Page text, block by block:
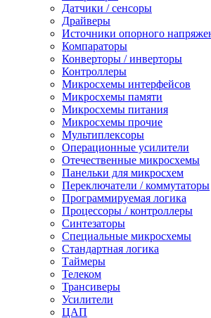
Датчики / сенсоры
Драйверы
Источники опорного
Компараторы
Конверторы / инверторы
Контроллеры
Микросхемы интерфейсов
Микросхемы памяти
Микросхемы питания
Микросхемы прочие
Мультиплексоры
Операционные усилители
Отечественные микросхемы
Панельки для микросхем
Переключатели / коммутаторы
Программируемая логика
Процессоры / контроллеры
Синтезаторы
Специальные микросхемы
Стандартная логика
Таймеры
Телеком
Трансиверы
Усилители
ЦАП